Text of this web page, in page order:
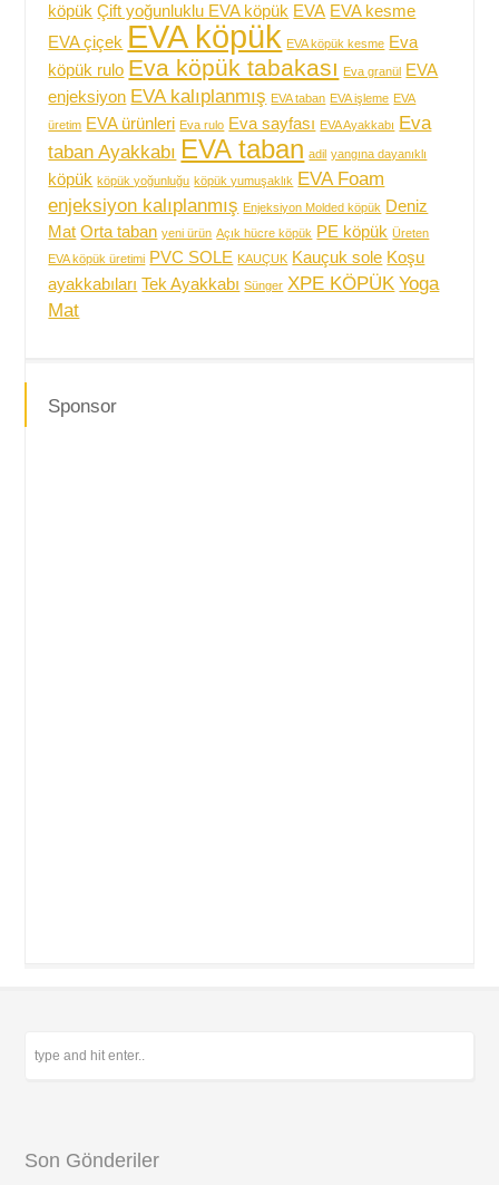
köpük Çift yoğunluklu EVA köpük EVA EVA kesme
EVA çiçek EVA köpük EVA köpük kesme Eva
köpük rulo Eva köpük tabakası Eva granül
EVA
enjeksiyon EVA kalıplanmış EVA taban EVA işleme EVA
üretim EVA ürünleri Eva rulo Eva sayfası EVA Ayakkabı Eva
taban Ayakkabı EVA taban adil yangına dayanıklı
köpük köpük yoğunluğu köpük yumuşaklık EVA Foam
enjeksiyon kalıplanmış Enjeksiyon Molded köpük Deniz
Mat Orta taban yeni ürün Açık hücre köpük PE köpük Üreten
EVA köpük üretimi PVC SOLE KAUÇUK Kauçuk sole Koşu
ayakkabıları Tek Ayakkabı Sünger XPE KÖPÜK Yoga
Mat
Sponsor
Son Gönderiler